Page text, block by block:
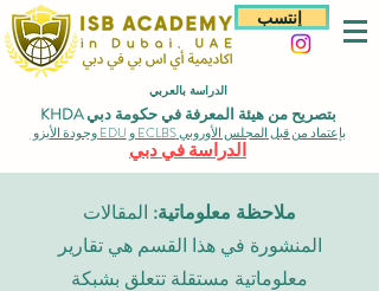
إنتسب
الدراسة بالعربي
بتصريح من هيئة المعرفة في حكومة دبي KHDA
بإعتماد من قبل المجلس الأوروبي ECLBS و EDU وجودة الأيزو
الدراسة في دبي
ملاحظة معلوماتية: المقالات
المنشورة في هذا القسم هي تقارير
معلوماتية مستقلة تتعلق بشبكة